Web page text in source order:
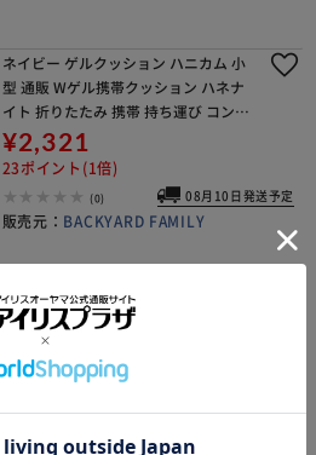
ネイビー ゲルクッション ハニカム 小
型 通販 Wゲル携帯クッション ハネナ
イト 折りたたみ 携帯 持ち運び コンパ
クト 持ち手付き 体圧分散 メッシュ 蒸
れにくい 車いす 車椅子 レジャー 行楽
¥2,321
23ポイント(1倍)
(0) 08月10日発送予定
販売元： BACKYARD FAMILY
ャラクター インテリアマット チェア
ーマット 椅子パッド チェアパッド 座
布団 マット 丸洗いOK 洗濯機 手洗い
椅子 いす イス 丸椅子 丸型 円形 可愛
¥2,224
22ポイント(1倍)
(0) 08月10日発送予定
販売元：BACKYARD FAMILY